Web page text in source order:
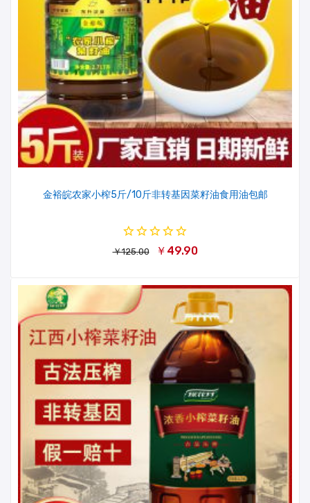
金裕皖农家小榨5斤/10斤非转基因菜籽油食用油包邮
￥125.00 ￥49.90